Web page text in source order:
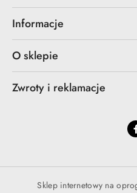
Informacje
O sklepie
Zwroty i reklamacje
Sklep internetowy na